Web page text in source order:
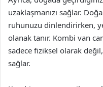
uzaklaşmanızı sağlar.
ruhunuzu dinlendirirken,
olanak tanır. Kombi van
sadece fiziksel olarak
sağlar.